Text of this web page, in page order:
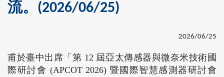
流。(2026/06/25)
2026/06/25
甫於臺中出席「第 12 屆亞太傳感器與微奈米技術國
際研討會 (APCOT 2026) 暨國際智慧感測器研討會